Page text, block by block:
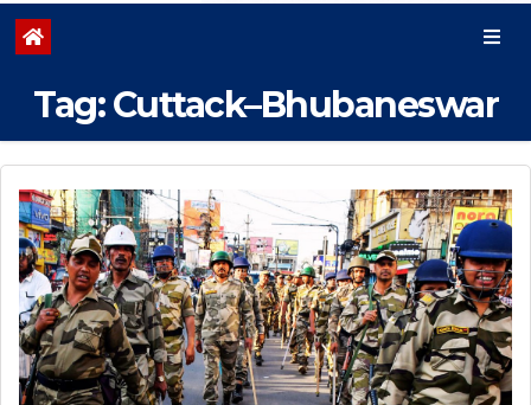
Tag:Cuttack–Bhubaneswar